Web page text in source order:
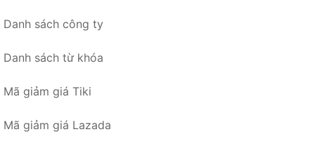
Danh sách công ty
Danh sách từ khóa
Mã giảm giá Tiki
Mã giảm giá Lazada